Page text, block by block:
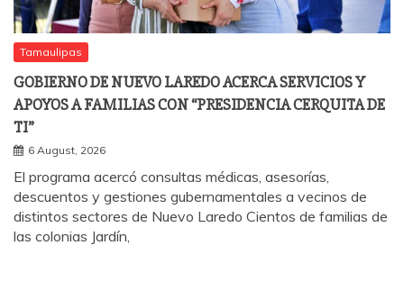
Tamaulipas
GOBIERNO DE NUEVO LAREDO ACERCA SERVICIOS Y
APOYOS A FAMILIAS CON “PRESIDENCIA CERQUITA DE
TI”
6 August, 2026
El programa acercó consultas médicas, asesorías,
descuentos y gestiones gubernamentales a vecinos de
distintos sectores de Nuevo Laredo Cientos de familias de
las colonias Jardín,